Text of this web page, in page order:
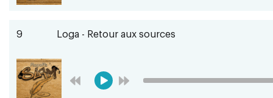
9 Loga - Retour aux sources